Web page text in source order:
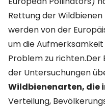
Rettung der
werden von der
um die
Problem zu richten.Der
der Untersuchungen
Wildbienenarten, die
Verteilung,